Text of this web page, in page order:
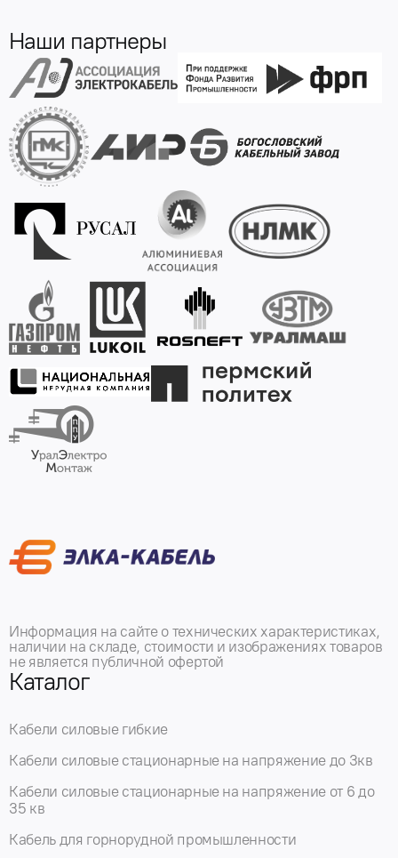
Наши партнеры
Информация на сайте о технических характеристиках,
наличии на складе, стоимости и изображениях товаров
не является публичной офертой
Каталог
Кабели силовые гибкие
Кабели силовые стационарные на напряжение до 3кв
Кабели силовые стационарные на напряжение от 6 до
35 кв
Кабель для горнорудной промышленности